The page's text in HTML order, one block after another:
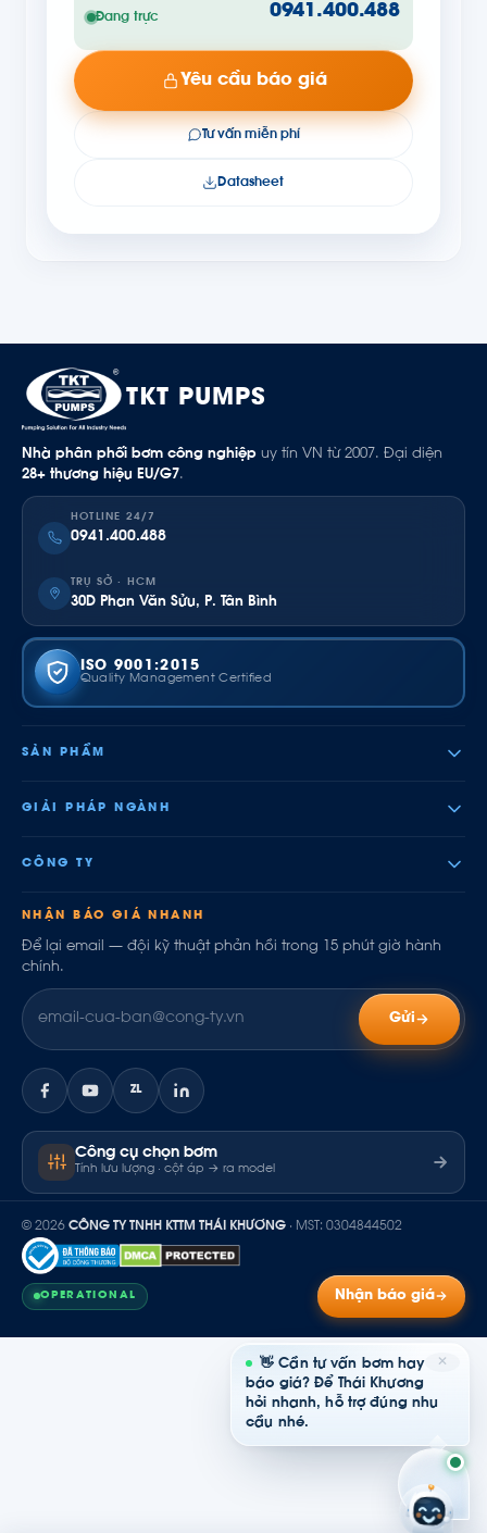
Đang trực 0941.400.488
Yêu cầu báo giá
Tư vấn miễn phí
Datasheet
TKT PUMPS
Nhà phân phối bơm công nghiệp uy tín VN từ 2007. Đại diện
28+ thương hiệu EU/G7.
HOTLINE 24/7
0941.400.488
TRỤ SỞ · HCM
30D Phan Văn Sửu, P. Tân Bình
ISO 9001:2015
Quality Management Certified
SẢN PHẨM
GIẢI PHÁP NGÀNH
CÔNG TY
NHẬN BÁO GIÁ NHANH
Để lại email — đội kỹ thuật phản hồi trong 15 phút giờ hành
chính.
Gửi
ZL
Công cụ chọn bơm
Tính lưu lượng · cột áp → ra model
© 2026 CÔNG TY TNHH KTTM THÁI KHƯƠNG · MST: 0304844502
OPERATIONAL Nhận báo giá
✕
👋 Cần tư vấn bơm hay
báo giá? Để Thái Khương
hỏi nhanh, hỗ trợ đúng nhu
cầu nhé.